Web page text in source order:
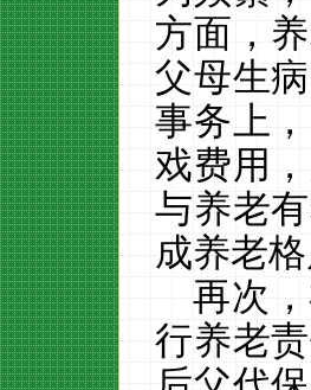
方面，
父母生
事务上
戏费用
与养老
成养老
再次
行养老